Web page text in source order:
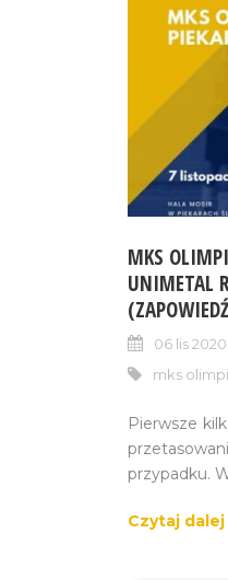
MKS
UNIMETAL
06 lis 2020
mks
Pierwsze
przypadku.
Czytaj dalej